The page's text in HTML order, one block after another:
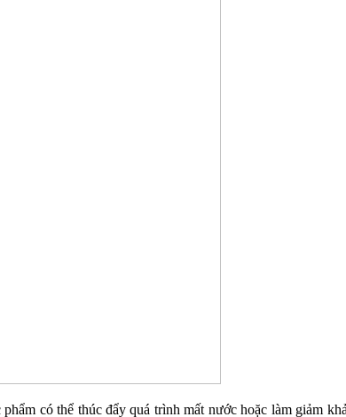
có thể thúc đẩy quá trình mất nước hoặc làm giảm